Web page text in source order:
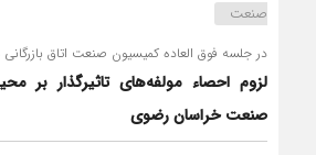
صنعت
در جلسه فوق العاده کمیسیون صنعت اتاق
لزوم احصاء مولفه‌های تاثیرگذار
صنعت خراسان رضوی